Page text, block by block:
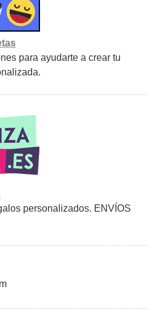
para ayudarte a crear tu
personalizados. ENVÍOS